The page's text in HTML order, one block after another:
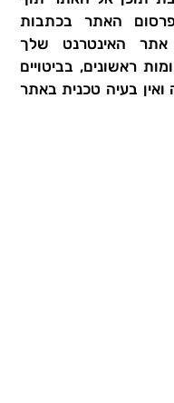
האתר בכתבות
אתר האינטרנט שלך
ראשונים, בביטויים
ואין בעיה טכנית באתר